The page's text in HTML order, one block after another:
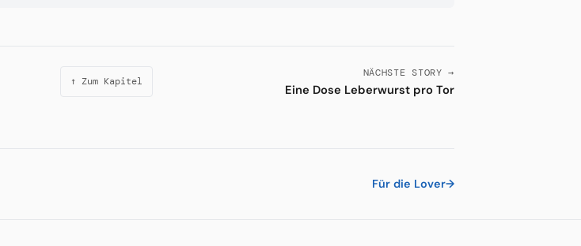
↑ Zum Kapitel
NÄCHSTE STORY →
Eine Dose Leberwurst pro Tor
Für die Lover→